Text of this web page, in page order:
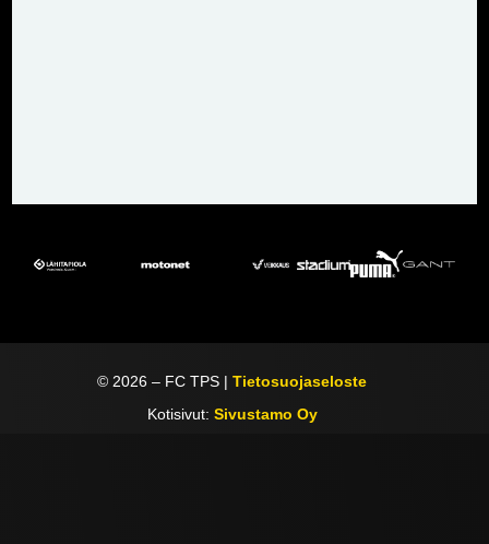
© 2026 – FC TPS |Tietosuojaseloste
Kotisivut: Sivustamo Oy